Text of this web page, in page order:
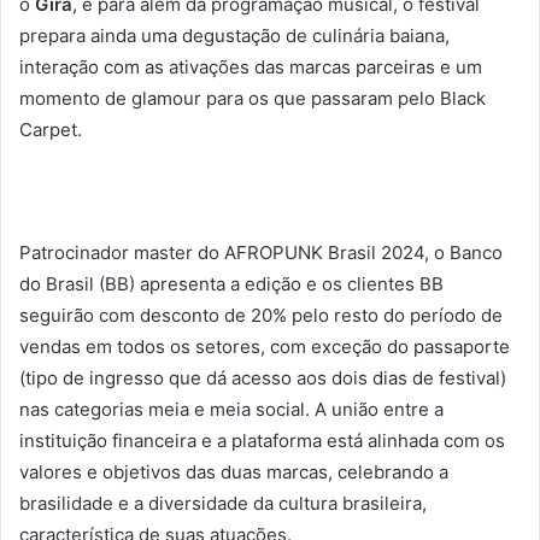
prepara ainda uma degustação de culinária baiana,
interação com as ativações das marcas parceiras e um
momento de glamour para os que passaram pelo Black
Carpet.
Patrocinador master do AFROPUNK Brasil 2024, o Banco
do Brasil (BB) apresenta a edição e os clientes BB
seguirão com desconto de 20% pelo resto do período de
vendas em todos os setores, com exceção do passaporte
(tipo de ingresso que dá acesso aos dois dias de festival)
nas categorias meia e meia social. A união entre a
instituição financeira e a plataforma está alinhada com os
valores e objetivos das duas marcas, celebrando a
brasilidade e a diversidade da cultura brasileira,
característica de suas atuações.